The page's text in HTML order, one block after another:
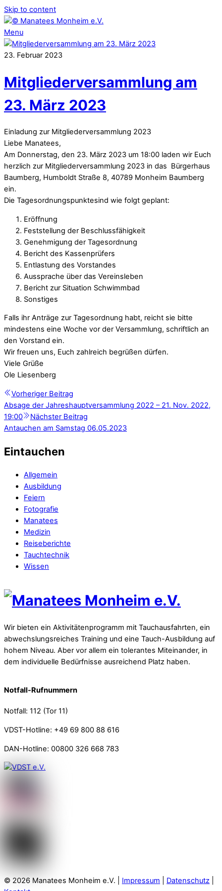
Skip to content
Menu
23. Februar 2023
Mitgliederversammlung am
23. März 2023
Einladung zur Mitgliederversammlung 2023
Liebe Manatees,
Am Donnerstag, den 23. März 2023 um 18:00 laden wir Euch
herzlich zur Mitgliederversammlung 2023 in das Bürgerhaus
Baumberg, Humboldt Straße 8, 40789 Monheim Baumberg
ein.
Die Tagesordnungspunktesind wie folgt geplant:
Eröffnung
Feststellung der Beschlussfähigkeit
Genehmigung der Tagesordnung
Bericht des Kassenprüfers
Entlastung des Vorstandes
Aussprache über das Vereinsleben
Bericht zur Situation Schwimmbad
Sonstiges
Falls ihr Anträge zur Tagesordnung habt, reicht sie bitte
mindestens eine Woche vor der Versammlung, schriftlich an
den Vorstand ein.
Wir freuen uns, Euch zahlreich begrüßen dürfen.
Viele Grüße
Ole Liesenberg
Vorheriger Beitrag
Absage der Jahreshauptversammlung 2022 – 21. Nov. 2022,
19:00
Nächster Beitrag
Antauchen am Samstag 06.05.2023
Eintauchen
Allgemein
Ausbildung
Feiern
Fotografie
Manatees
Medizin
Reiseberichte
Tauchtechnik
Wissen
Wir bieten ein Aktivitätenprogramm mit Tauchausfahrten, ein
abwechslungsreiches Training und eine Tauch-Ausbildung auf
hohem Niveau. Aber vor allem ein tolerantes Miteinander, in
dem individuelle Bedürfnisse ausreichend Platz haben.
Notfall-Rufnummern
Notfall: 112 (Tor 11)
VDST-Hotline: +49 69 800 88 616
DAN-Hotline: 00800 326 668 783
© 2026 Manatees Monheim e.V. | Impressum Datenschutz